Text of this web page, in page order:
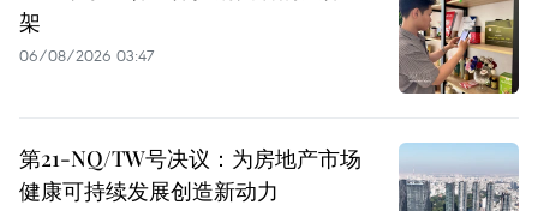
架
06/08/2026 03:47
第21-NQ/TW号决议：为房地产市场
健康可持续发展创造新动力